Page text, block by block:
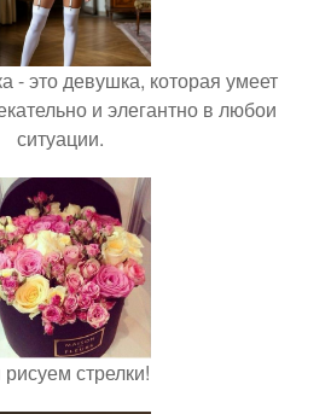
- это девушка, которая умеет
и элегантно в любои
ситуации.
стрелки!